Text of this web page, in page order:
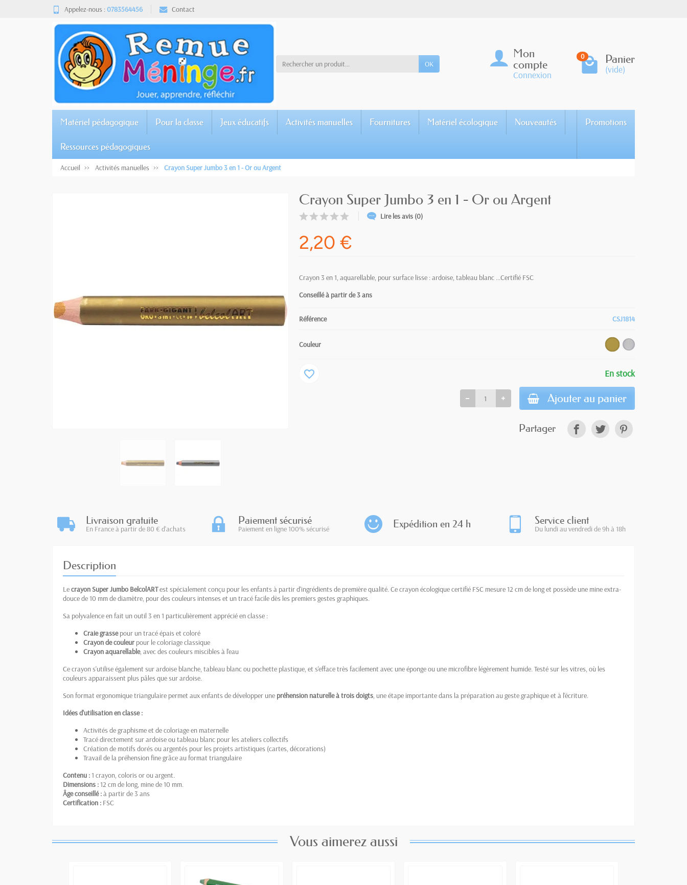
Appelez-nous : 0783564456 Contact
OK
Mon
compte
Connexion
0 Panier
(vide)
Matériel pédagogique Pour la classe Jeux éducatifs Activités manuelles Fournitures Matériel écologique Nouveautés
Ressources pédagogiques
Promotions
Accueil Activités manuelles Crayon Super Jumbo 3 en 1 - Or ou Argent
Crayon Super Jumbo 3 en 1 - Or ou Argent
Lire les avis (0)
2,20 €
Crayon 3 en 1, aquarellable, pour surface lisse : ardoise, tableau blanc …Certifié FSC
Conseillé à partir de 3ans
Référence CSJ1814
Couleur
En stock
Ajouter au panier
favorite_border
Partager
Livraison gratuite
En France à partir de 80 € d'achats
Paiement sécurisé
Paiement en ligne 100% sécurisé Expédition en 24 h Service client
Du lundi au vendredi de 9h à 18h
Description
Lecrayon Super Jumbo BelcolARTest spécialement conçu pour les enfants à partir d'ingrédients de première qualité. Ce crayon écologique certifié FSC mesure 12 cm de long et possède une mine extra-
douce de 10 mm de diamètre, pour des couleurs intenses et un tracé facile dès les premiers gestes graphiques.
Sa polyvalence en fait un outil 3 en 1 particulièrement apprécié en classe :
Craie grassepour un tracé épais et coloré
Crayon de couleur pour le coloriage classique
Crayon aquarellable, avec des couleurs miscibles à l'eau
Ce crayon s'utilise également sur ardoise blanche, tableau blanc ou pochette plastique, et s'efface très facilement avec une éponge ou une microfibre légèrement humide. Testé sur les vitres, où les
couleurs apparaissent plus pâles que sur ardoise.
Son format ergonomique triangulaire permet aux enfants de développer une préhension naturelle à trois doigts, une étape importante dans la préparation au geste graphique et à l'écriture.
Idées d'utilisation en classe :
Activités de graphisme et de coloriage en maternelle
Tracé directement sur ardoise ou tableau blanc pour les ateliers collectifs
Création de motifs dorés ou argentés pour les projets artistiques (cartes, décorations)
Travail de la préhension fine grâce au format triangulaire
Contenu : 1 crayon, coloris or ou argent.
Dimensions : 12 cm de long, mine de 10 mm.
Âge conseillé :à partir de 3 ans
Certification : FSC
Vous aimerez aussi